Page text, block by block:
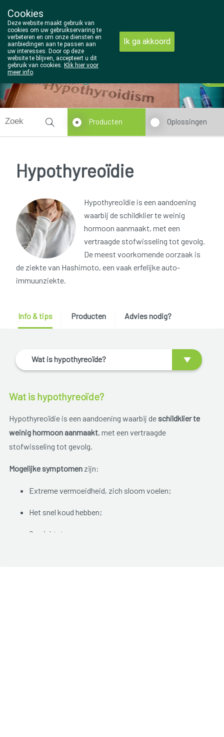
014/810298
Vandaag gesloten
Producten Oplossingen
Hypothyreoïdie
Hypothyreoïdie is een aandoening
waarbij de schildklier te weinig
hormoon aanmaakt, met een
vertraagde stofwisseling tot gevolg.
De meest voorkomende oorzaak is
de ziekte van Hashimoto, een vaak erfelijke auto-
immuunziekte.
Info & tips Producten Advies nodig?
Wat is hypothyreoïde?
Wat is hypothyreoïde?
Hypothyreoïdie is een aandoening waarbij de schildklier te
weinig hormoon aanmaakt, met een vertraagde
stofwisseling tot gevolg.
Mogelijke symptomenzijn:
Extreme vermoeidheid, zich sloom voelen;
Het snel koud hebben;
Gewichtstoename;
Cookies
Deze website maakt gebruik van
cookies om uw gebruikservaring te
verbeteren en om onze diensten en
aanbiedingen aan te passen aan
uw interesses. Door op deze
website te blijven, accepteert u dit
gebruik van cookies. Klik hier voor
meer info.
Ik ga akkoord